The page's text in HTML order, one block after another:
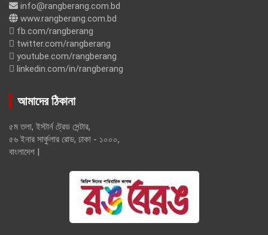
info@rangberang.com.bd
www.rangberang.com.bd
fb.com/rangberang
twitter.com/rangberang
youtube.com/rangberang
linkedin.com/in/rangberang
আমাদের ঠিকানা
৫ম তলা, ইস্টার্ন ট্রেড সেন্টার,
৫৬ ইনার সার্কুলার রোড, ঢাকা - ১০০০,
বাংলাদেশ |